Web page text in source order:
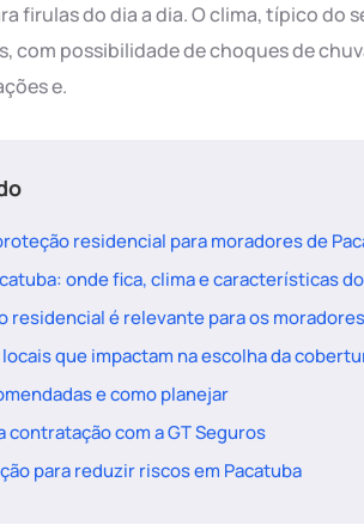
firulas do dia a dia. O clima, típico do
com possibilidade de choques de
e.
residencial para moradores de
onde fica, clima e características
residencial é relevante para os
que impactam na escolha da
e como planejar
contratação com a GT Seguros
para reduzir riscos em Pacatuba